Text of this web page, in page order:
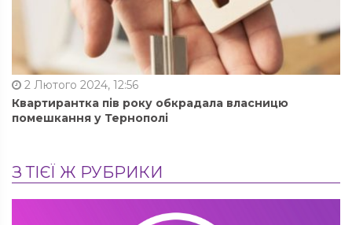
2 Лютого 2024, 12:56
Квартирантка пів року обкрадала власницю
помешкання у Тернополі
З ТІЄЇ Ж РУБРИКИ